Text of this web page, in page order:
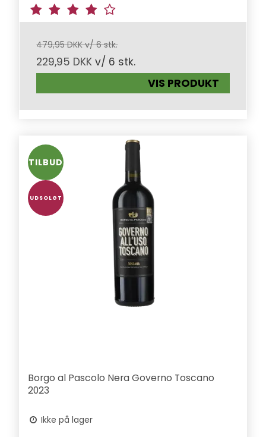
479,95 DKK v/ 6 stk.
229,95 DKK v/ 6 stk.
VIS PRODUKT
TILBUD
UDSOLGT
Borgo al Pascolo Nera Governo Toscano
2023
Ikke på lager